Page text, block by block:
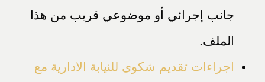
جانب إجرائي أو موضوعي قريب من هذا
الملف.
اجراءات تقديم شكوى للنيابة الادارية مع